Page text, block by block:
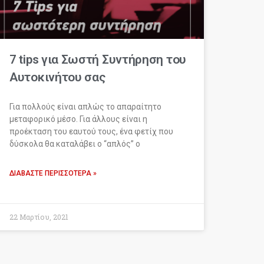
7 tips για Σωστή Συντήρηση του
Αυτοκινήτου σας
Για πολλούς είναι απλώς το απαραίτητο
μεταφορικό μέσο. Για άλλους είναι η
προέκταση του εαυτού τους, ένα φετίχ που
δύσκολα θα καταλάβει ο “απλός” ο
ΔΙΑΒΆΣΤΕ ΠΕΡΙΣΣΌΤΕΡΑ »
22 Μαρτίου, 2021